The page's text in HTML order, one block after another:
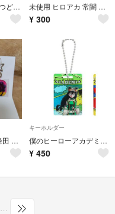
銀魂展 はたちのつどい メタルキーホルダーコレクション 伊東鴨太郎 未使用 ヒロアカ 常闇 アクリル pop'nチャーム 僕のヒーローアカデミア
¥ 300
未使用 ヒロアカ 峰田 アクリル pop'nチャーム 僕のヒーローアカデミア
キーホルダー
僕のヒーローアカデミア ヒロアカ パッケージ風キーチェーン 蛙吹梅雨
¥ 450
…